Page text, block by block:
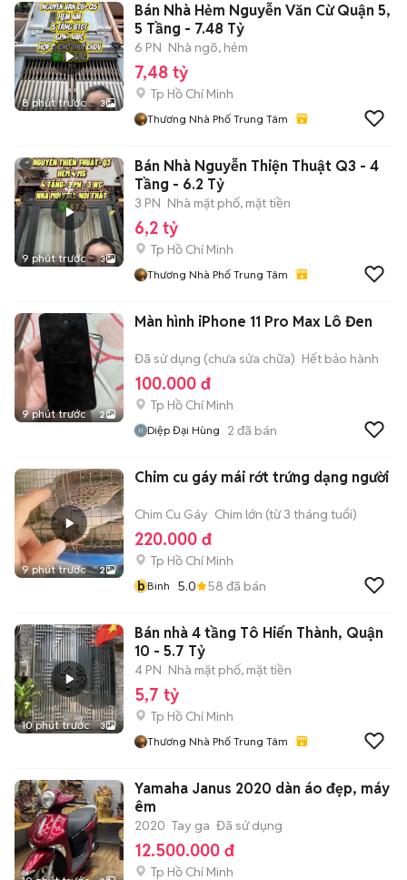
8 phút trước 3
Bán Nhà Hẻm Nguyễn Văn Cừ Quận 5,
5 Tầng - 7.48 Tỷ
6 PN Nhà ngõ, hẻm
7,48 tỷ
Tp Hồ Chí Minh
Thương Nhà Phố Trung Tâm
9 phút trước 3
Bán Nhà Nguyễn Thiện Thuật Q3 - 4
Tầng - 6.2 Tỷ
3 PN Nhà mặt phố, mặt tiền
6,2 tỷ
Tp Hồ Chí Minh
Thương Nhà Phố Trung Tâm
9 phút trước 2
Màn hình iPhone 11 Pro Max Lô Đen
Đã sử dụng (chưa sửa chữa) Hết bảo hành
100.000 đ
Tp Hồ Chí Minh
Diệp Đại Hùng 2 đã bán
9 phút trước 2
Chim cu gáy mái rớt trứng dạng người
Chim Cu Gáy Chim lớn (từ 3 tháng tuổi)
220.000 đ
Tp Hồ Chí Minh
bBinh 5.0 58 đã bán
10 phút trước 3
Bán nhà 4 tầng Tô Hiến Thành, Quận
10 - 5.7 Tỷ
4 PN Nhà mặt phố, mặt tiền
5,7 tỷ
Tp Hồ Chí Minh
Thương Nhà Phố Trung Tâm
Yamaha Janus 2020 dàn áo đẹp, máy
êm
2020 Tay ga Đã sử dụng
12.500.000 đ
Tp Hồ Chí Minh